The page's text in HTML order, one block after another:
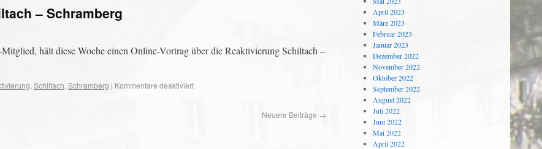
– Schramberg
hält diese Woche einen Online-Vortrag über die Reaktivierung Schiltach –
, Schiltach, Schramberg | Kommentare deaktiviert
Neuere Beiträge →
April 2023
März 2023
Februar 2023
Januar 2023
Dezember 2022
November 2022
Oktober 2022
September 2022
August 2022
Juli 2022
Juni 2022
Mai 2022
April 2022